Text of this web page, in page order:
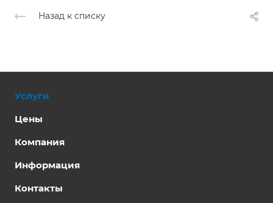
Назад к списку
Услуги
Цены
Компания
Информация
Контакты